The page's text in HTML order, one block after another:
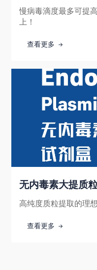
慢病毒滴度最多可提
上！
查看更多
无内毒素大提质
高纯度质粒提取的理
查看更多